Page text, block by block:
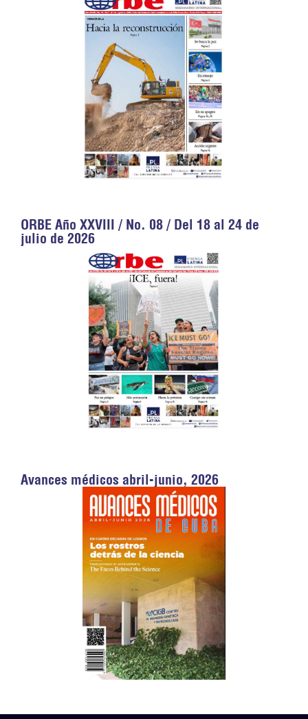
ORBE Año XXVIII / No. 08 / Del 18 al 24 de
julio de 2026
Avances médicos abril-junio, 2026